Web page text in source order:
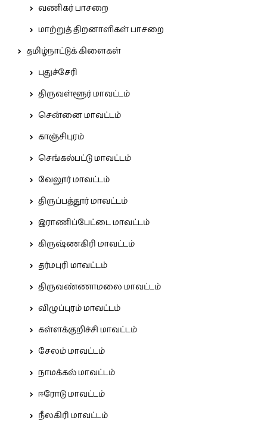
வணிகர் பாசறை
மாற்றுத் திறனாளிகள் பாசறை
தமிழ்நாட்டுக் கிளைகள்
புதுச்சேரி
திருவள்ளூர் மாவட்டம்
சென்னை மாவட்டம்
காஞ்சிபுரம்
செங்கல்பட்டு மாவட்டம்
வேலூர் மாவட்டம்
திருப்பத்தூர் மாவட்டம்
இராணிப்பேட்டை மாவட்டம்
கிருஷ்ணகிரி மாவட்டம்
தர்மபுரி மாவட்டம்
திருவண்ணாமலை மாவட்டம்
விழுப்புரம் மாவட்டம்
கள்ளக்குறிச்சி மாவட்டம்
சேலம் மாவட்டம்
நாமக்கல் மாவட்டம்
ஈரோடு மாவட்டம்
நீலகிரி மாவட்டம்